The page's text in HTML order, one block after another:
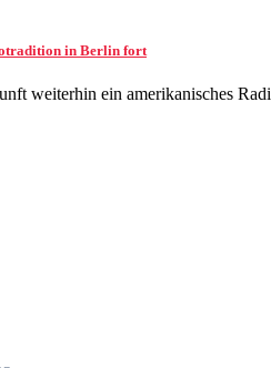
in Berlin fort
weiterhin ein amerikanisches